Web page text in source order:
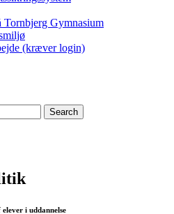
Tornbjerg Gymnasium
(kræver login)
i uddannelse